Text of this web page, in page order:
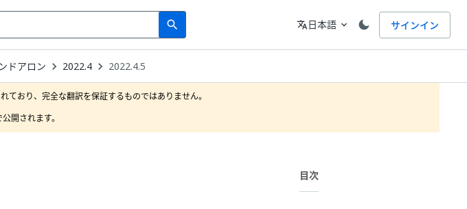
search
Search 言語
translate日本語 expand_more サインイン
ドアロン 2022.4 2022.4.5
ており、完全な翻訳を保証するものではありません。
開されます。
目次